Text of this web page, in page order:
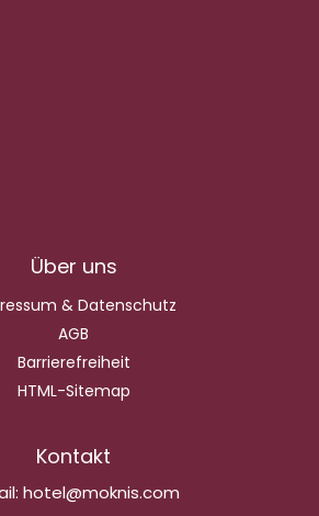
Über uns
& Datenschutz
AGB
Barrierefreiheit
HTML-Sitemap
Kontakt
hotel@moknis.com